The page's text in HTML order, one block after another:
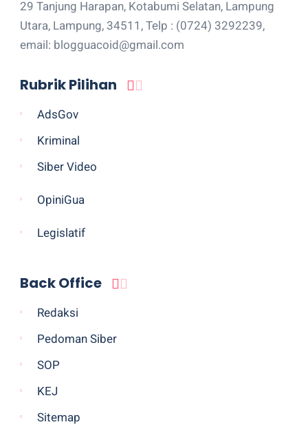
29 Tanjung Harapan, Kotabumi Selatan, Lampung
Utara, Lampung, 34511, Telp : (0724) 3292239,
email: blogguacoid@gmail.com
Rubrik Pilihan
AdsGov
Kriminal
Siber Video
OpiniGua
Legislatif
Back Office
Redaksi
Pedoman Siber
SOP
KEJ
Sitemap